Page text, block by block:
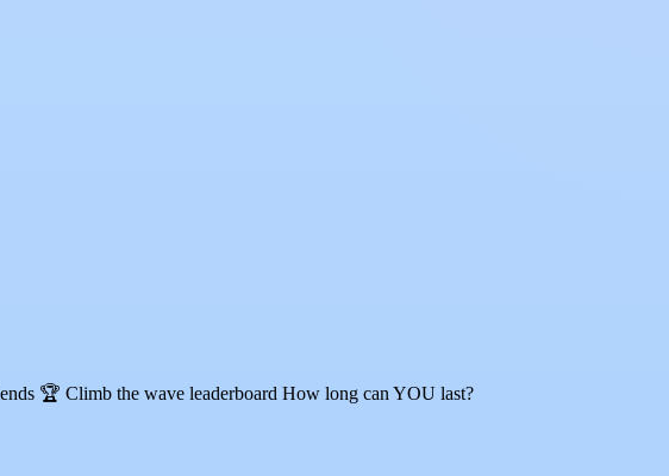
🏆 Climb the wave leaderboard How long can YOU last?